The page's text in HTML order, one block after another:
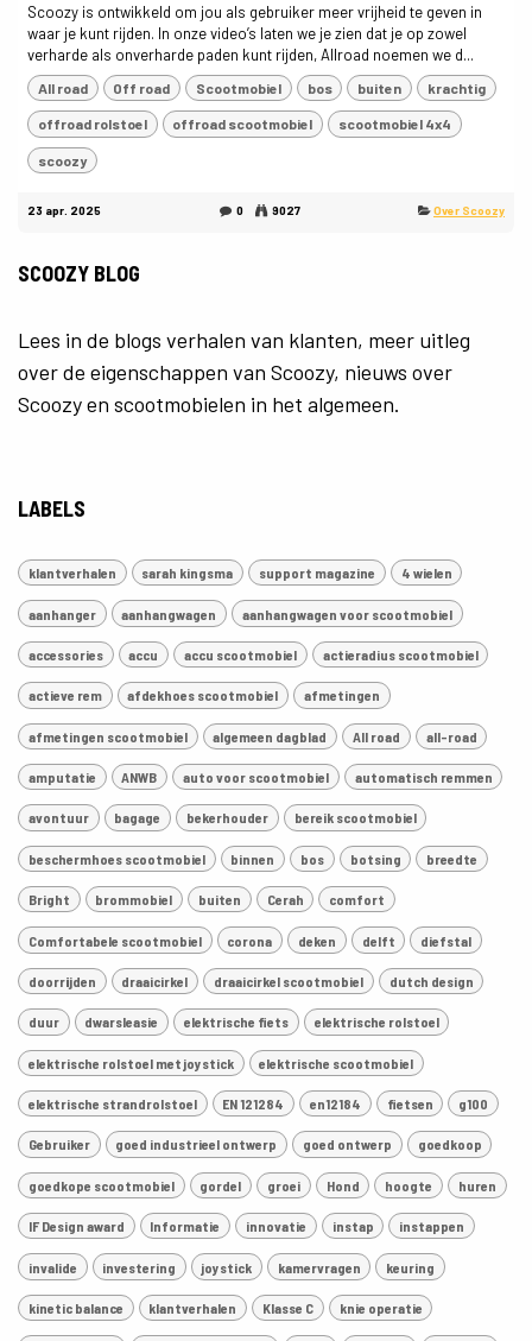
Scoozy is ontwikkeld om jou als gebruiker meer vrijheid te geven in
waar je kunt rijden. In onze video’s laten we je zien dat je op zowel
verharde als onverharde paden kunt rijden, Allroad noemen we d...
All road Off road Scootmobiel bos buiten krachtig
offroad rolstoel offroad scootmobiel scootmobiel 4x4
scoozy
23 apr. 2025 0 9027 Over Scoozy
SCOOZY BLOG
Lees in de blogs verhalen van klanten, meer uitleg
over de eigenschappen van Scoozy, nieuws over
Scoozy en scootmobielen in het algemeen.
LABELS
klantverhalen sarah kingsma support magazine 4 wielen
aanhanger aanhangwagen aanhangwagen voor scootmobiel
accessories accu accu scootmobiel actieradius scootmobiel
actieve rem afdekhoes scootmobiel afmetingen
afmetingen scootmobiel algemeen dagblad All road all-road
amputatie ANWB auto voor scootmobiel automatisch remmen
avontuur bagage bekerhouder bereik scootmobiel
beschermhoes scootmobiel binnen bos botsing breedte
Bright brommobiel buiten Cerah comfort
Comfortabele scootmobiel corona deken delft diefstal
doorrijden draaicirkel draaicirkel scootmobiel dutch design
duur dwarsleasie elektrische fiets elektrische rolstoel
elektrische rolstoel met joystick elektrische scootmobiel
elektrische strandrolstoel EN 121284 en12184 fietsen g100
Gebruiker goed industrieel ontwerp goed ontwerp goedkoop
goedkope scootmobiel gordel groei Hond hoogte huren
IF Design award Informatie innovatie instap instappen
invalide investering joystick kamervragen keuring
kinetic balance klantverhalen Klasse C knie operatie